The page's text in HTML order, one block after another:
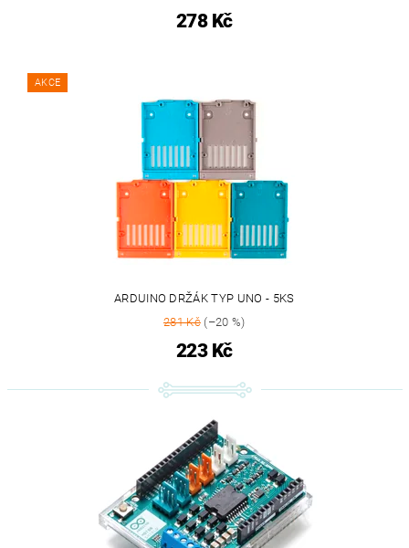
278 Kč
AKCE
ARDUINO DRŽÁK TYP UNO - 5KS
281 Kč(–20 %)
223 Kč